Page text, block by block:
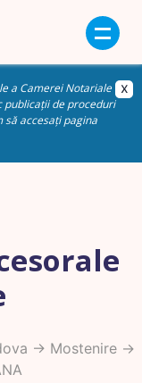
a Camerei Notariale
publicații de proceduri
să accesați pagina
-> Mostenire->